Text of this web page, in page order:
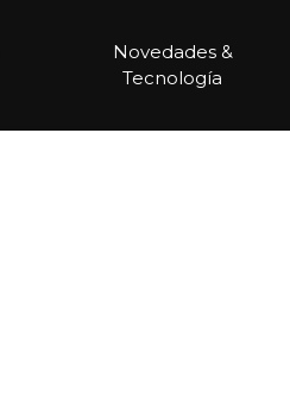
Novedades &
Tecnología